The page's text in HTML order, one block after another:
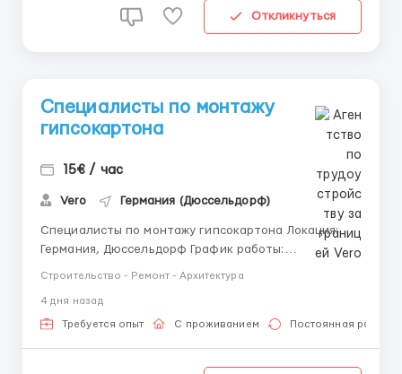
Откликнуться
Специалисты по монтажу
гипсокартона
15€ / час
Vero Германия (Дюссельдорф)
Специалисты по монтажу гипсокартона Локация:
Германия, Дюссельдорф График работы:
Заработная плата: Специалист по сборке
металлических каркасов по чертежам (чте...
Строительство - Ремонт - Архитектура
4 дня назад
Требуется опыт С проживанием Постоянная работа